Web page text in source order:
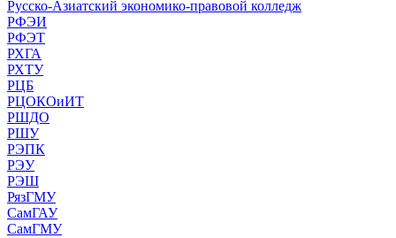
Русско-Азиатский экономико-правовой колледж
РФЭИ
РФЭТ
РХГА
РХТУ
РЦБ
РЦОКОиИТ
РШДО
РШУ
РЭПК
РЭУ
РЭШ
РязГМУ
СамГАУ
СамГМУ